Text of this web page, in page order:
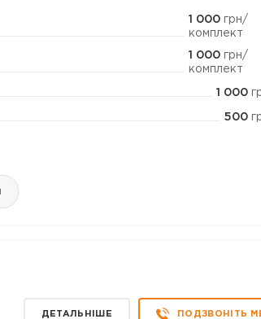
1 000 грн/
комплект
1 000 грн/
комплект
1 000
500
ДЕТАЛЬНІШЕ ПОДЗВОНІТЬ